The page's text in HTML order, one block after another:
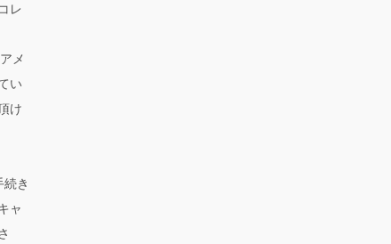
レ
メ
い
け
き
ャ